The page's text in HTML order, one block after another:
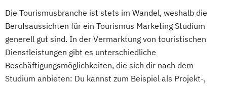
Die Tourismusbranche ist stets im Wandel, weshalb die
Berufsaussichten für ein Tourismus Marketing Studium
generell gut sind. In der Vermarktung von touristischen
Dienstleistungen gibt es unterschiedliche
Beschäftigungsmöglichkeiten, die sich dir nach dem
Studium anbieten: Du kannst zum Beispiel als Projekt-,